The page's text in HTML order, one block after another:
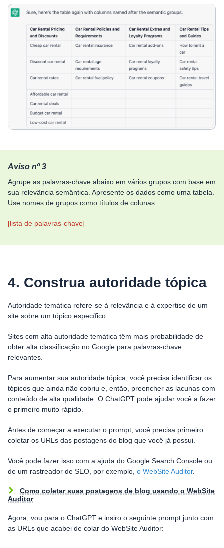
Aviso nº 3
Agrupe as palavras-chave abaixo em vários grupos com base em
sua relevância semântica. Apresente os dados como uma tabela.
Use nomes de grupos como títulos de colunas.
[lista de palavras-chave]
4. Construa autoridade tópica
Autoridade temática refere-se à relevância e à expertise de um
site sobre um tópico específico.
Sites com alta autoridade temática têm mais probabilidade de
obter alta classificação no Google para palavras-chave
relevantes.
Para aumentar sua autoridade tópica, você precisa identificar os
tópicos que ainda não cobriu e, então, preencher as lacunas com
conteúdo de alta qualidade. O ChatGPT pode ajudar você a fazer
o primeiro muito rápido.
Antes de começar a executar o prompt, você precisa primeiro
coletar os URLs das postagens do blog que você já possui.
Você pode fazer isso com a ajuda do Google Search Console ou
de um rastreador de SEO, por exemplo, o WebSite Auditor.
Como coletar suas postagens de blog usando o WebSite
Auditor
Agora, vou para o ChatGPT e insiro o seguinte prompt junto com
as URLs que acabei de colar do WebSite Auditor: